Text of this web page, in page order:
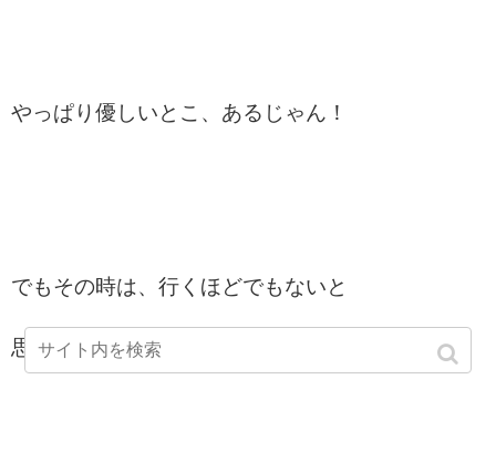
やっぱり優しいとこ、あるじゃん！
でもその時は、行くほどでもないと
思っていた。